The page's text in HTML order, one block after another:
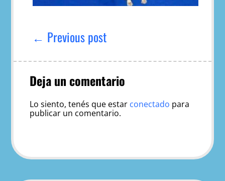
entradas
← Previous post
Deja un comentario
Lo siento, tenés que estar conectado para
publicar un comentario.